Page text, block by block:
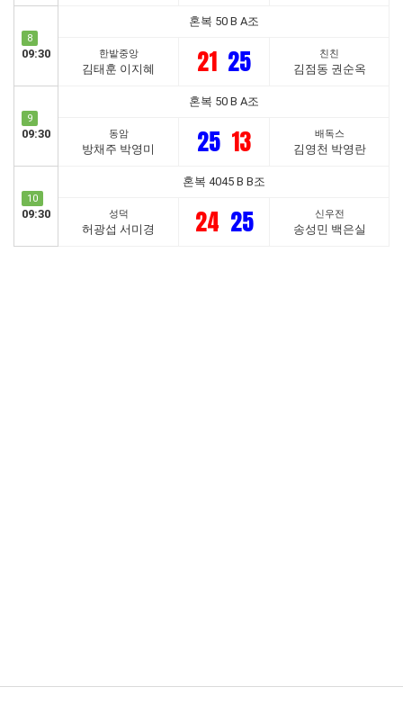
8
09:30
혼복 50 B A조
한밭중앙
김태훈 이지혜 21 25 친친
김점동 권순옥
9
09:30
혼복 50 B A조
동암
방채주 박영미 25 13 배독스
김영천 박영란
10
09:30
혼복 4045 B B조
성덕
허광섭 서미경 24 25 신우전
송성민 백은실